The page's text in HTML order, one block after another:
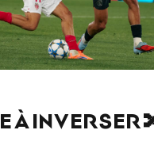
À INVERSER